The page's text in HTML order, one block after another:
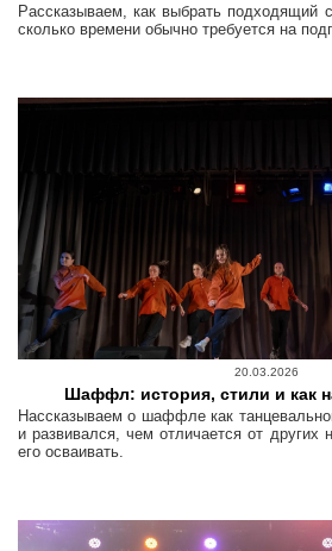
Рассказываем, как выбрать подходящий
сколько времени обычно требуется на
20.03.2026
Шаффл: история, стили и как
Hассказываем о шаффле как
и развивался, чем отличается от других
его осваивать.